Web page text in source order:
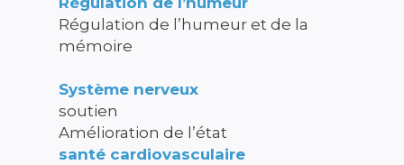
Régulation de l’humeur et de la
mémoire
Système nerveux
soutien
Amélioration de l’état
santé cardiovasculaire